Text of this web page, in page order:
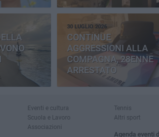
30 LUGLIO 2026
CONTINUE
AGGRESSIONI ALLA
COMPAGNA, 28ENNE
ARRESTATO
Eventi e cultura
Scuola e Lavoro
Associazioni
Tennis
Altri sport
Agenda eventi